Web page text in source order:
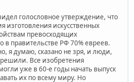
голословное утверждение, что
изготовления искусственных
превосходящих
в правительстве РФ 70% евреев.
я думаю, сказано не зря, и люди,
Все изобретения
уже в 60-е годы начать выпуск
их по всему миру. Но